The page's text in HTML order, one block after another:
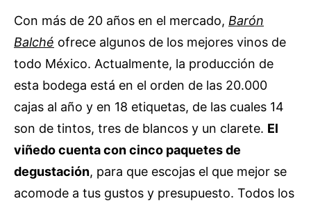
Con más de 20 años en el mercado, Barón
Balché ofrece algunos de los mejores vinos de
todo México. Actualmente, la producción de
esta bodega está en el orden de las 20.000
cajas al año y en 18 etiquetas, de las cuales 14
son de tintos, tres de blancos y un clarete. El
viñedo cuenta con cinco paquetes de
degustación, para que escojas el que mejor se
acomode a tus gustos y presupuesto. Todos los